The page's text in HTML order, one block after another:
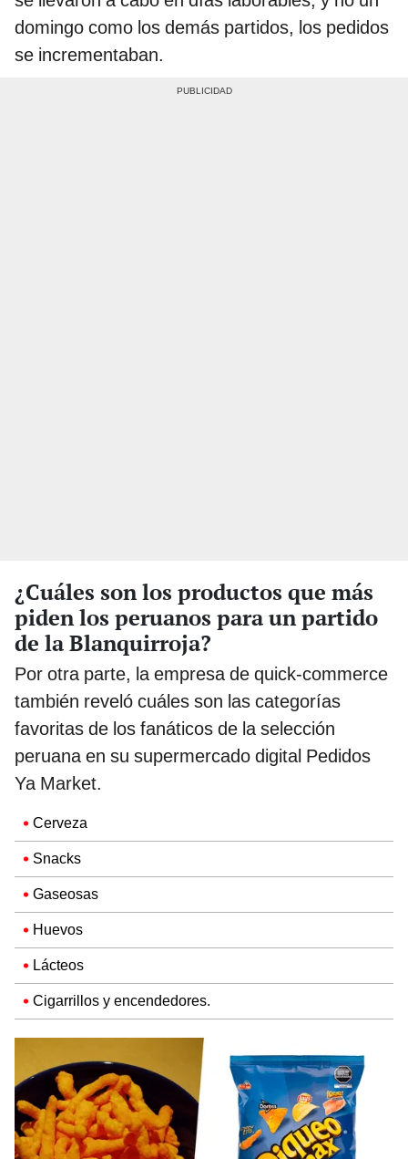
domingo como los demás partidos, los pedidos
se incrementaban.
¿Cuáles son los productos que más
piden los peruanos para un partido
de la Blanquirroja?
Por otra parte, la empresa de quick-commerce
también reveló cuáles son las categorías
favoritas de los fanáticos de la selección
peruana en su supermercado digital Pedidos
Ya Market.
Cerveza
Snacks
Gaseosas
Huevos
Lácteos
Cigarrillos y encendedores.